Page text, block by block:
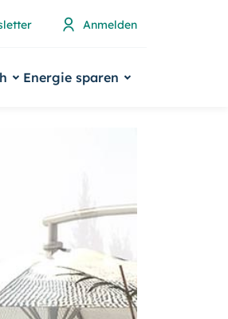
Anmelden
Energie sparen